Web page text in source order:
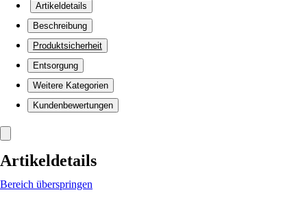
Artikeldetails
Beschreibung
Produktsicherheit
Entsorgung
Weitere Kategorien
Kundenbewertungen
Artikeldetails
Bereich überspringen